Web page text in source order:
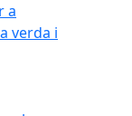
a
verda i